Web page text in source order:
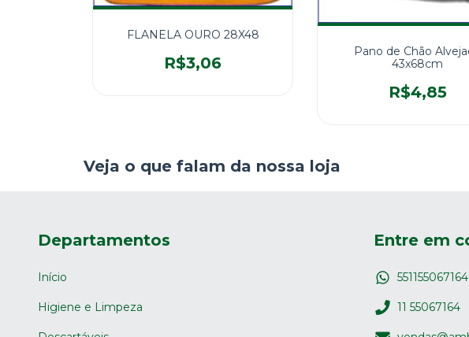
FLANELA OURO 28X48
R$3,06
Pano de Chão
43x68cm
R$4,85
Veja o que falam da nossa loja
Departamentos
Início
Higiene e Limpeza
Entre em
551155067164
11 55067164